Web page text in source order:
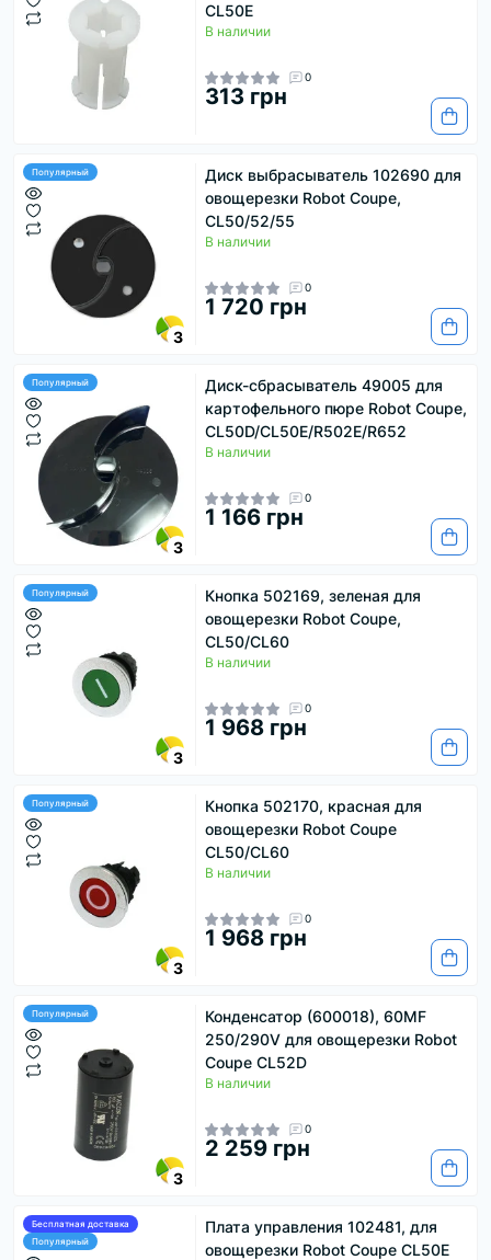
CL50E
В наличии
0
313 грн
Популярный
3
Диск выбрасыватель 102690 для
овощерезки Robot Coupe,
CL50/52/55
В наличии
0
1 720 грн
Популярный
3
Диск-сбрасыватель 49005 для
картофельного пюре Robot Coupe,
CL50D/CL50E/R502E/R652
В наличии
0
1 166 грн
Популярный
3
Кнопка 502169, зеленая для
овощерезки Robot Coupe,
CL50/CL60
В наличии
0
1 968 грн
Популярный
3
Кнопка 502170, красная для
овощерезки Robot Coupe
CL50/CL60
В наличии
0
1 968 грн
Популярный
3
Конденсатор (600018), 60MF
250/290V для овощерезки Robot
Coupe CL52D
В наличии
0
2 259 грн
Бесплатная доставка
Популярный
Плата управления 102481, для
овощерезки Robot Coupe CL50Е